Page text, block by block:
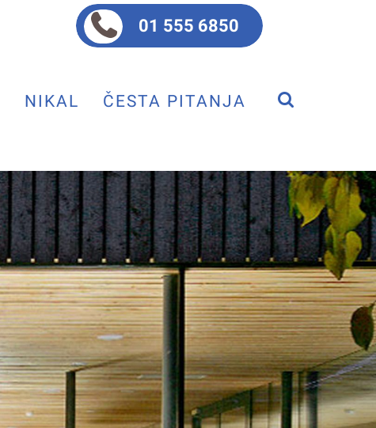
01 555 6850
NIKAL ČESTA PITANJA